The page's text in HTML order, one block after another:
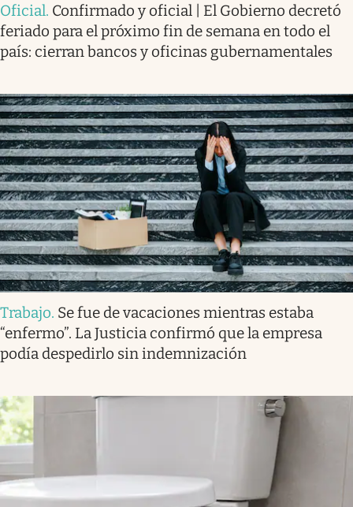
Oficial. Confirmado y oficial | El Gobierno decretó
feriado para el próximo fin de semana en todo el
país: cierran bancos y oficinas gubernamentales
Trabajo. Se fue de vacaciones mientras estaba
“enfermo”. La Justicia confirmó que la empresa
podía despedirlo sin indemnización